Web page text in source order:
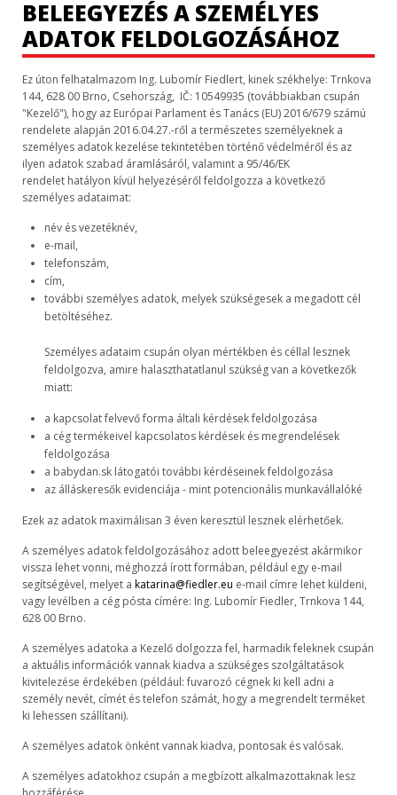
BELEEGYEZÉS A SZEMÉLYES
ADATOK FELDOLGOZÁSÁHOZ
Ez úton felhatalmazom Ing. Lubomír Fiedlert, kinek székhelye: Trnkova
144, 628 00 Brno, Csehország, IČ: 10549935 (továbbiakban csupán
"Kezelő"), hogy az Európai Parlament és Tanács (EU) 2016/679 számú
rendelete alapján 2016.04.27.-ről a természetes személyeknek a
személyes adatok kezelése tekintetében történő védelméről és az
ilyen adatok szabad áramlásáról, valamint a 95/46/EK
rendelet hatályon kívül helyezéséről feldolgozza a következő
személyes adataimat:
név és vezetéknév,
e-mail,
telefonszám,
cím,
további személyes adatok, melyek szükségesek a megadott cél
betöltéséhez.
Személyes adataim csupán olyan mértékben és céllal lesznek
feldolgozva, amire halaszthatatlanul szükség van a következők
miatt:
a kapcsolat felvevő forma általi kérdések feldolgozása
a cég termékeivel kapcsolatos kérdések és megrendelések
feldolgozása
a babydan.sk látogatói további kérdéseinek feldolgozása
az álláskeresők evidenciája - mint potencionális munkavállalóké
Ezek az adatok maximálisan 3 éven keresztül lesznek elérhetőek.
A személyes adatok feldolgozásához adott beleegyezést akármikor
vissza lehet vonni, méghozzá írott formában, például egy e-mail
segítségével, melyet a katarina@fiedler.eu e-mail címre lehet küldeni,
vagy levélben a cég pósta címére: Ing. Lubomír Fiedler, Trnkova 144,
628 00 Brno.
A személyes adatoka a Kezelő dolgozza fel, harmadik feleknek csupán
a aktuális információk vannak kiadva a szükséges szolgáltatások
kivitelezése érdekében (például: fuvarozó cégnek ki kell adni a
személy nevét, címét és telefon számát, hogy a megrendelt terméket
ki lehessen szállítani).
A személyes adatok önként vannak kiadva, pontosak és valósak.
A személyes adatokhoz csupán a megbízott alkalmazottaknak lesz